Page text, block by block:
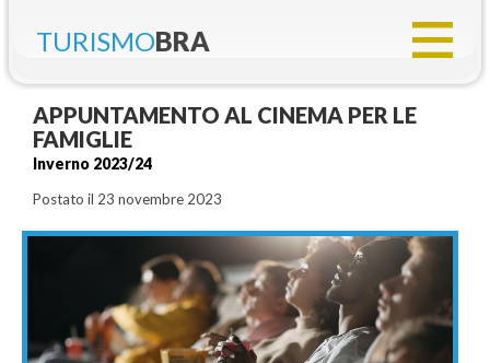
TURISMOBRA
APPUNTAMENTO AL CINEMA PER LE
FAMIGLIE
Inverno 2023/24
Postato il 23 novembre 2023